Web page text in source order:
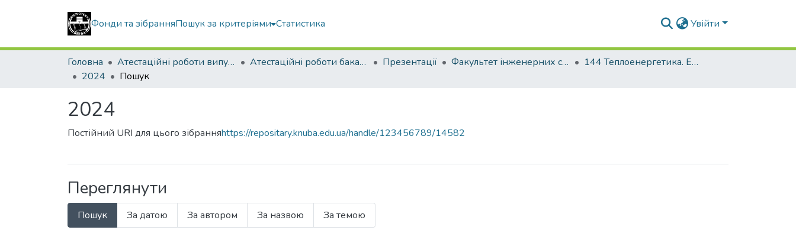
Фонди та зібранняПошук за критеріями Статистика Увійти
Головна Атестаційні роботи випускників Атестаційні роботи бакалаврів Презентації Факультет інженерних систем та екології
144 Теплоенергетика. Енергетичний менеджмент, енергоефективні муніципальні та промислові теплові технології
2024
Пошук
2024
Постійний URI для цього зібранняhttps://repositary.knuba.edu.ua/handle/123456789/14582
Переглянути
Пошук За датою За автором За назвою За темою